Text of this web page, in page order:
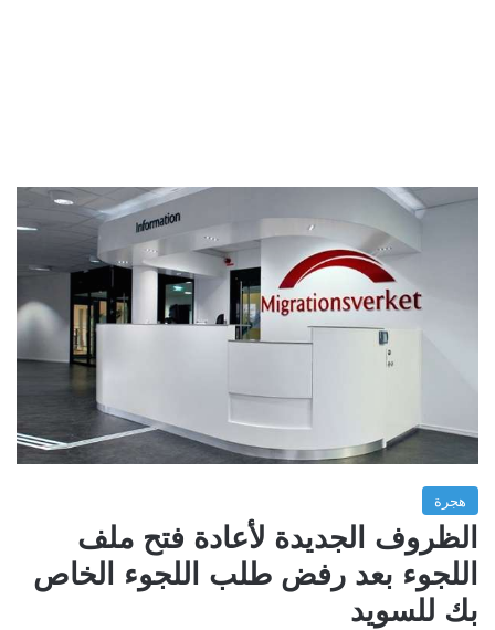
هجرة
الظروف الجديدة لأعادة فتح ملف
اللجوء بعد رفض طلب اللجوء الخاص
بك للسويد